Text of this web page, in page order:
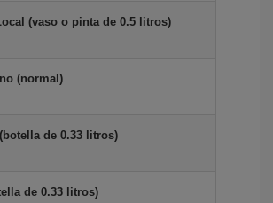
(vaso o pinta de 0.5 litros)
(normal)
de 0.33 litros)
de 0.33 litros)